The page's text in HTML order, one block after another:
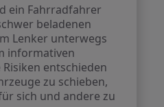
ein Fahrradfahrer
beladenen
Lenker unterwegs
informativen
entschieden
zu schieben,
sich und andere zu